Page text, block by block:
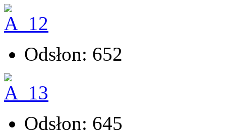
Odsłon: 652
Odsłon: 645